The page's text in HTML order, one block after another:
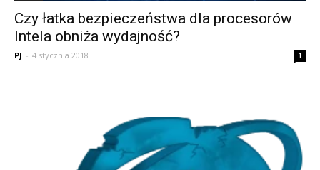
Czy łatka bezpieczeństwa dla procesorów
Intela obniża wydajność?
PJ - 4 stycznia 2018 1